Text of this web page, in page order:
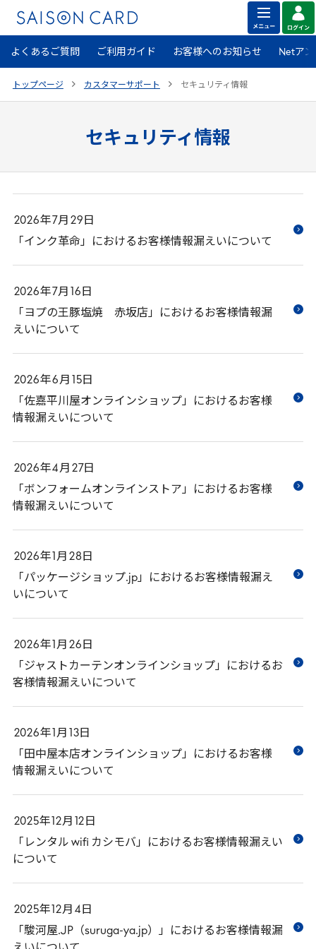
よくあるご質問 ご利用ガイド お客様へのお知らせ Netア
トップページ カスタマーサポート セキュリティ情報
セキュリティ情報
2026年7月 29 日
「インク革命」におけるお客様情報漏えいについて
2026年7月 16 日
「ヨプの王豚塩焼 赤坂店」におけるお客様情報漏
えいについて
2026年6月 15 日
「佐嘉平川屋オンラインショップ」におけるお客様
情報漏えいについて
2026年4月 27 日
「ボンフォームオンラインストア」におけるお客様
情報漏えいについて
2026年 月 28 日
「パッケージショップ.jp」におけるお客様情報漏え
いについて
2026年 月 26 日
「ジャストカーテンオンラインショップ」におけるお
客様情報漏えいについて
2026年 月 13 日
「田中屋本店オンラインショップ」におけるお客様
情報漏えいについて
2025年 12月 12 日
「レンタル wifi カシモバ」におけるお客様情報漏えい
について
2025年 12月 4 日
「駿河屋.JP（suruga-ya.jp）」におけるお客様情報漏